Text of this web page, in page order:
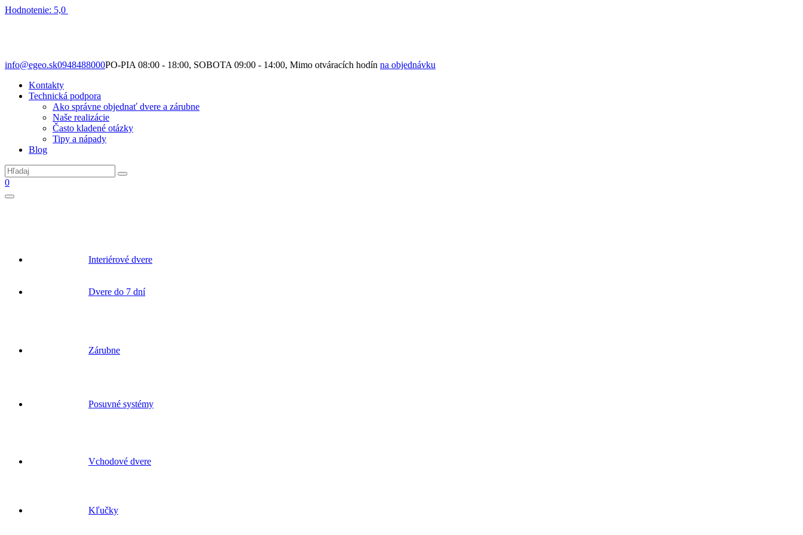
Hodnotenie: 5,0
info@egeo.sk0948488000PO-PIA 08:00 - 18:00, SOBOTA 09:00 - 14:00, Mimo otváracích hodín na objednávku
Kontakty
Technická podpora
Ako správne objednať dvere a zárubne
Naše realizácie
Často kladené otázky
Tipy a nápady
Blog
0
Interiérové dvere
Dvere do 7 dní
Zárubne
Posuvné systémy
Vchodové dvere
Kľučky